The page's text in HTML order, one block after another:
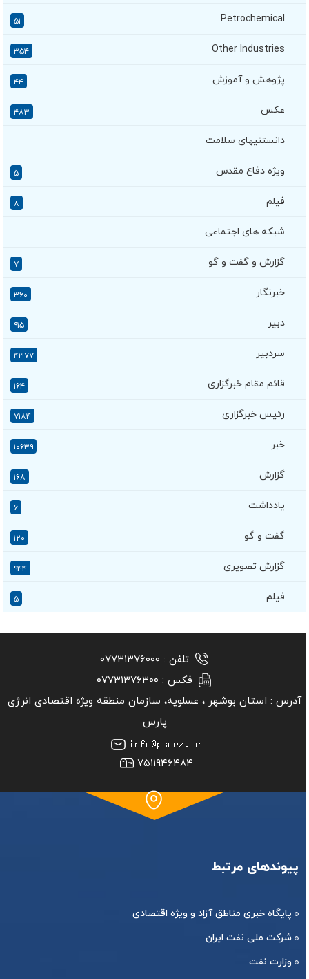
Petrochemical ۵۱
Other Industries ۳۵۴
پژوهش و آموزش ۴۴
عکس ۴۸۳
دانستنیهای سلامت
ویژه دفاع مقدس ۵
فیلم ۸
شبکه های اجتماعی
گزارش و گفت و گو ۷
خبرنگار ۳۶۰
دبیر ۹۱۵
سردبیر ۴۳۷۷
قائم مقام خبرگزاری ۱۶۴
رئیس خبرگزاری ۷۱۸۴
خبر ۱۰۶۳۹
گزارش ۱۶۸
یادداشت ۶
گفت و گو ۱۲۰
گزارش تصویری ۹۴۴
فیلم ۵
تلفن : ۰۷۷۳۱۳۷۶۰۰۰
فکس : ۰۷۷۳۱۳۷۶۳۰۰
آدرس : استان بوشهر ‏، عسلویه، سازمان منطقه ویژه اقتصادی انرژی
پارس
۷۵۱۱۹۴۶۴۸۴
پیوندهای مرتبط
پایگاه خبری مناطق آزاد و ویژه اقتصادی
شرکت ملی نفت ایران
وزارت نفت